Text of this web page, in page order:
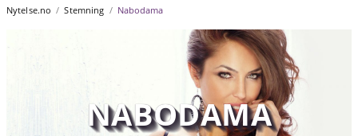
Nytelse.no Stemning Nabodama
NABODAMA